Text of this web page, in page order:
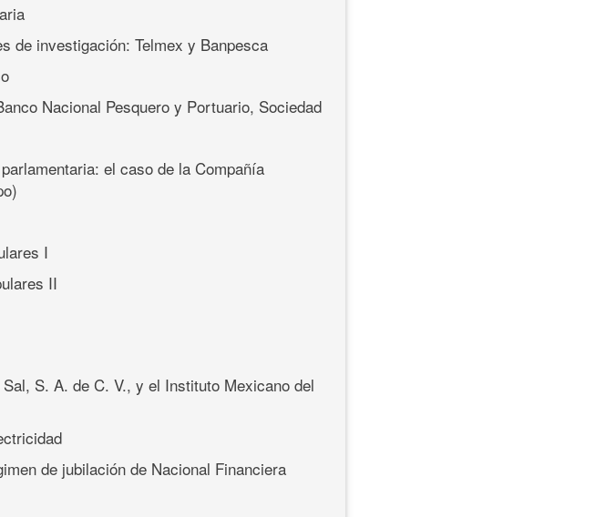
de investigación: Telmex y Banpesca
Nacional Pesquero y Portuario, Sociedad
el caso de la Compañía
I
II
S. A. de C. V., y el Instituto Mexicano del
de jubilación de Nacional Financiera